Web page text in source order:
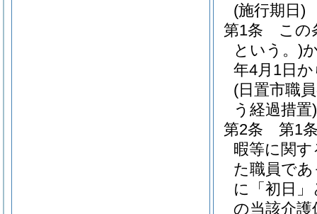
(施行期日)
第1条
この
という。)
年4月1日
(日置市職
う経過措置)
第2条
第1
暇等に関
た職員で
に「初日
の当該介